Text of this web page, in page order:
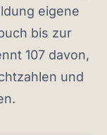
eigene
bis zur
107 davon,
und